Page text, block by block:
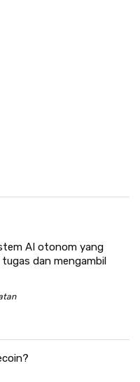
AI otonom yang
dan mengambil